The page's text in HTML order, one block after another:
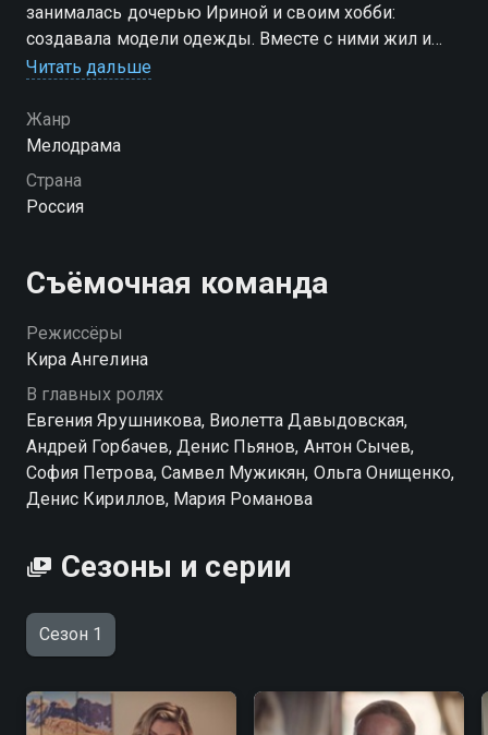
занималась дочерью Ириной и своим хобби:
создавала модели одежды. Вместе с ними жил и
младший брат Светланы - Борис. Однажды Борис
узнала в незнакомке свою подругу детства Лору, с
которой выросла в одном небольшом городке. И в
обеих парах могла бы царить идиллия, если бы
однажды Лора не почувствовала, что завидует
Читать дальше
Жанр
Мелодрама
Страна
Россия
Съёмочная команда
Режиссёры
Кира Ангелина
В главных ролях
Евгения Ярушникова, Виолетта Давыдовская,
Андрей Горбачев, Денис Пьянов, Антон Сычев,
София Петрова, Самвел Мужикян, Ольга Онищенко,
Денис Кириллов, Мария Романова
Сезоны и серии
Сезон 1